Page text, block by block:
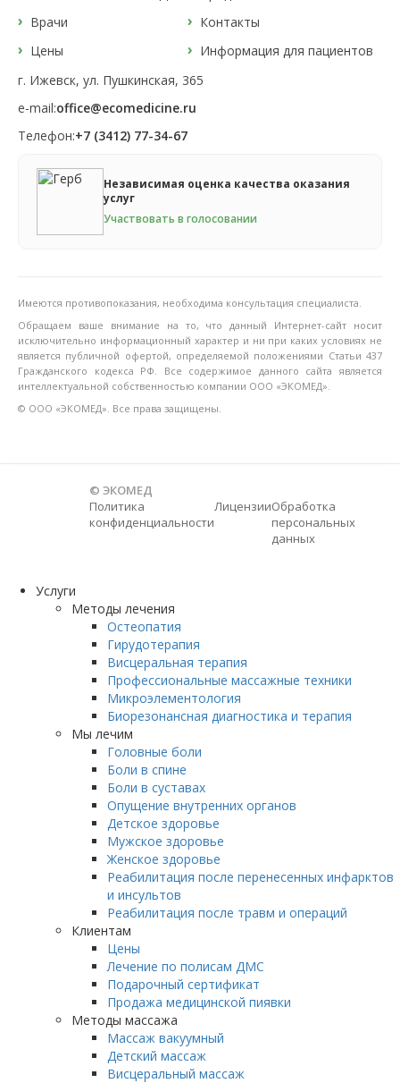
Врачи
Цены
Контакты
Информация для пациентов
г. Ижевск, ул. Пушкинская, 365
e-mail:office@ecomedicine.ru
Телефон:+7 (3412) 77-34-67
Независимая оценка качества оказания
услуг
Участвовать в голосовании
Имеются противопоказания, необходима консультация специалиста.
Обращаем ваше внимание на то, что данный Интернет-сайт носит
исключительно информационный характер и ни при каких условиях не
является публичной офертой, определяемой положениями Статьи 437
Гражданского кодекса РФ. Все содержимое данного сайта является
интеллектуальной собственностью компании ООО «ЭКОМЕД».
© ООО «ЭКОМЕД». Все права защищены.
© ЭКОМЕД
Политика
конфиденциальности
ЛицензииОбработка
персональных
данных
Услуги
Методы лечения
Остеопатия
Гирудотерапия
Висцеральная терапия
Профессиональные массажные техники
Микроэлементология
Биорезонансная диагностика и терапия
Мы лечим
Головные боли
Боли в спине
Боли в суставах
Опущение внутренних органов
Детское здоровье
Мужское здоровье
Женское здоровье
Реабилитация после перенесенных инфарктов
и инсультов
Реабилитация после травм и операций
Клиентам
Цены
Лечение по полисам ДМС
Подарочный сертификат
Продажа медицинской пиявки
Методы массажа
Массаж вакуумный
Детский массаж
Висцеральный массаж